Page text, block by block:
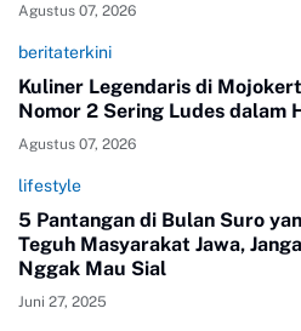
Agustus 07, 2026
beritaterkini
Kuliner Legendaris di
Nomor 2 Sering Ludes dalam
Agustus 07, 2026
lifestyle
5 Pantangan di Bulan Suro
Teguh Masyarakat Jawa,
Nggak Mau Sial
Juni 27, 2025